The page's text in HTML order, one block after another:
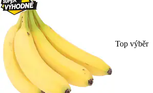
Top výběr